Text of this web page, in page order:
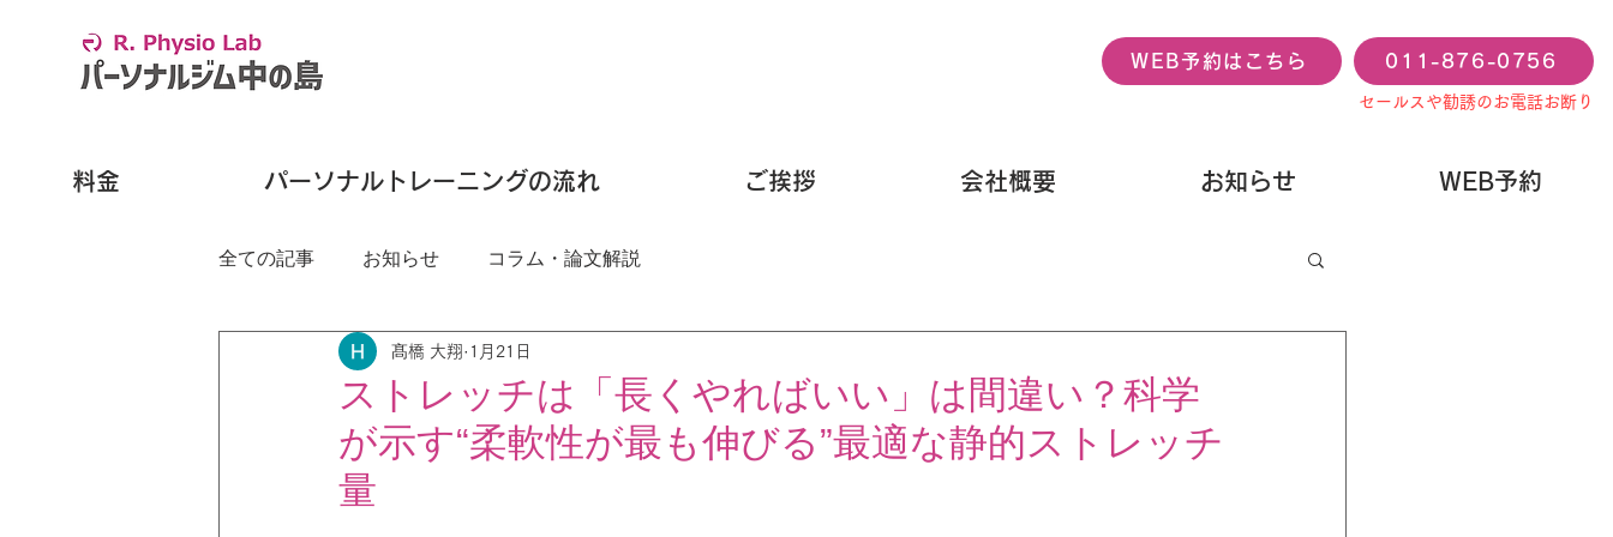
WEB予約はこちら 011-876-0756
セールスや勧誘のお電話お断り
料金 パーソナルトレーニングの流れ ご挨拶 会社概要 お知らせ WEB予約
全ての記事 お知らせ コラム・論文解説
ストレッチは「長くやればいい」は間違い？科学
が示す“柔軟性が最も伸びる”最適な静的ストレッチ
量
髙橋 大翔 1月21日